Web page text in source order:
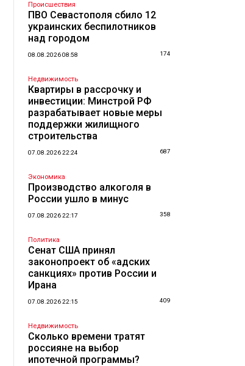
Происшествия
ПВО Севастополя сбило 12
украинских беспилотников
над городом
08.08.2026 08:58 174
Недвижимость
Квартиры в рассрочку и
инвестиции: Минстрой РФ
разрабатывает новые меры
поддержки жилищного
строительства
07.08.2026 22:24 687
Экономика
Производство алкоголя в
России ушло в минус
07.08.2026 22:17 358
Политика
Сенат США принял
законопроект об «адских
санкциях» против России и
Ирана
07.08.2026 22:15 409
Недвижимость
Сколько времени тратят
россияне на выбор
ипотечной программы?